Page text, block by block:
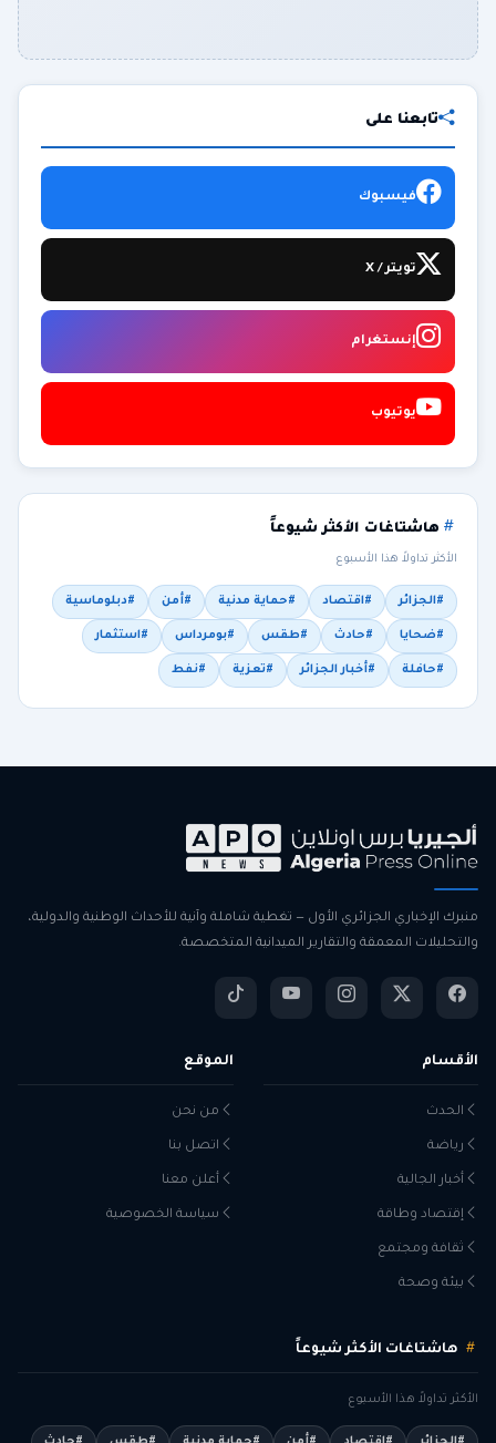
تابعنا على
فيسبوك
تويتر / X
إنستغرام
يوتيوب
هاشتاغات الأكثر شيوعاً
الأكثر تداولاً هذا الأسبوع
#الجزائر #اقتصاد #حماية مدنية #أمن #دبلوماسية
#ضحايا #حادث #طقس #بومرداس #استثمار
#حافلة #أخبار الجزائر #تعزية #نفط
منبرك الإخباري الجزائري الأول — تغطية شاملة وآنية للأحداث الوطنية والدولية،
والتحليلات المعمقة والتقارير الميدانية المتخصصة.
الأقسام
الحدث
رياضة
أخبار الجالية
إقتصاد وطاقة
ثقافة ومجتمع
بيئة وصحة
الموقع
من نحن
اتصل بنا
أعلن معنا
سياسة الخصوصية
هاشتاغات الأكثر شيوعاً
الأكثر تداولاً هذا الأسبوع